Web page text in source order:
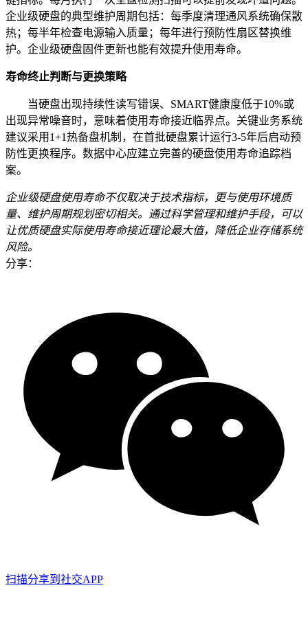
企业级硬盘的典型维护周期包括：每季度清理通风系统确保散
热；每半年检查电源输入质量；每年进行预防性扇区替换维
护。企业级硬盘固件更新也能有效提升使用寿命。
寿命终止判断与更换策略
当硬盘出现持续性读写错误、SMART健康度低于10%或
出现异常噪音时，意味着使用寿命接近临界点。关键业务系统
建议采用1+1热备盘机制，在首批硬盘累计运行3-5年后启动预
防性更换程序。数据中心应建立完善的硬盘使用寿命追踪档
案。
企业级硬盘使用寿命不仅取决于技术指标，更与使用环境质
量、维护周期规划密切相关。通过科学管理和维护手段，可以
让优质硬盘实际使用寿命接近理论最大值，降低企业存储系统
风险。
分享：
扫描分享到社交APP